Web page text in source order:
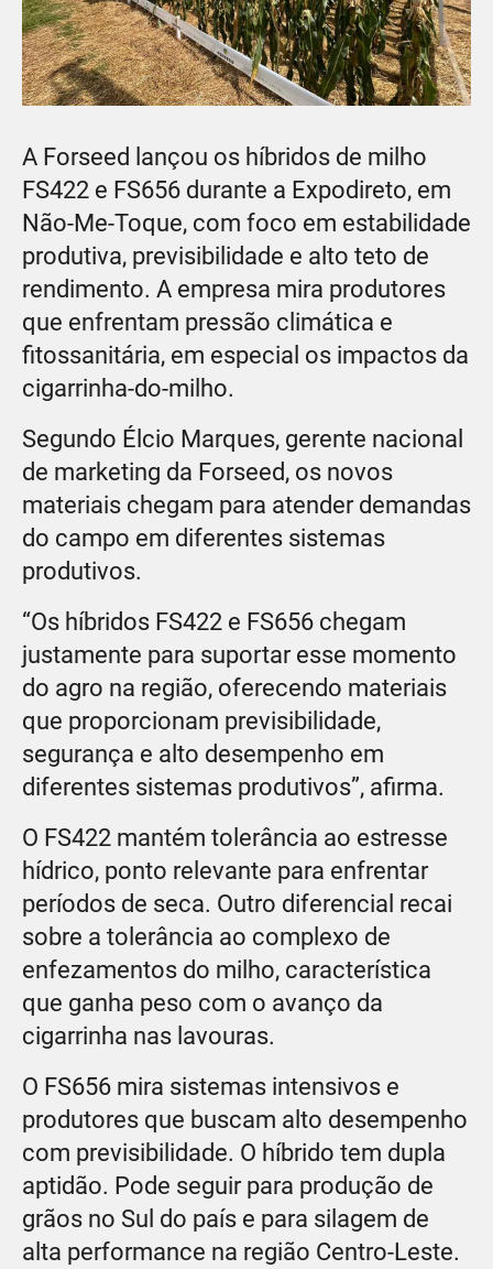
A Forseed lançou os híbridos de milho
FS422 e FS656 durante a Expodireto, em
Não-Me-Toque, com foco em estabilidade
produtiva, previsibilidade e alto teto de
rendimento. A empresa mira produtores
que enfrentam pressão climática e
fitossanitária, em especial os impactos da
cigarrinha-do-milho.
Segundo Élcio Marques, gerente nacional
de marketing da Forseed, os novos
materiais chegam para atender demandas
do campo em diferentes sistemas
produtivos.
“Os híbridos FS422 e FS656 chegam
justamente para suportar esse momento
do agro na região, oferecendo materiais
que proporcionam previsibilidade,
segurança e alto desempenho em
diferentes sistemas produtivos”, afirma.
O FS422 mantém tolerância ao estresse
hídrico, ponto relevante para enfrentar
períodos de seca. Outro diferencial recai
sobre a tolerância ao complexo de
enfezamentos do milho, característica
que ganha peso com o avanço da
cigarrinha nas lavouras.
O FS656 mira sistemas intensivos e
produtores que buscam alto desempenho
com previsibilidade. O híbrido tem dupla
aptidão. Pode seguir para produção de
grãos no Sul do país e para silagem de
alta performance na região Centro-Leste.